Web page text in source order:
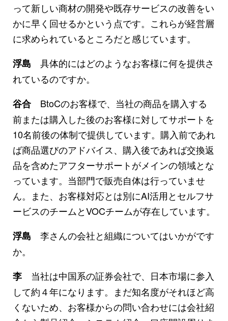
って新しい商材の開発や既存サービスの改善をい
かに早く回せるかという点です。これらが経営層
に求められているところだと感じています。
浮島 具体的にはどのようなお客様に何を提供さ
れているのですか。
谷合 BtoCのお客様で、当社の商品を購入する
前または購入した後のお客様に対してサポートを
10名前後の体制で提供しています。購入前であれ
ば商品選びのアドバイス、購入後であれば交換返
品を含めたアフターサポートがメインの領域とな
っています。当部門で販売自体は行っていませ
ん。また、お客様対応とは別にAI活用とセルフサ
ービスのチームとVOCチームが存在しています。
浮島 李さんの会社と組織についてはいかがです
か。
李 当社は中国系の証券会社で、日本市場に参入
して約４年になります。まだ知名度がそれほど高
くないため、お客様からの問い合わせには会社紹